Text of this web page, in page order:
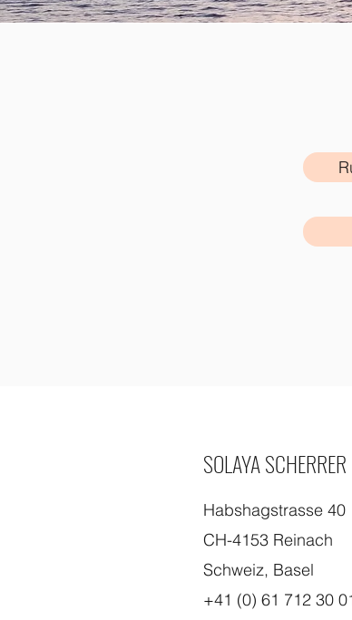
SOLAYA SCHERRER
Habshagstrasse 40
CH-4153 Reinach
Schweiz, Basel
+41 (0) 61 712 30